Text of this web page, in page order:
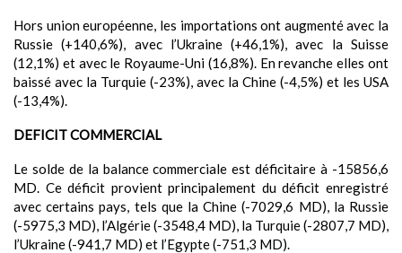
Hors union européenne, les importations ont augmenté avec la
Russie (+140,6%), avec l’Ukraine (+46,1%), avec la Suisse
(12,1%) et avec le Royaume-Uni (16,8%). En revanche elles ont
baissé avec la Turquie (-23%), avec la Chine (-4,5%) et les USA
(-13,4%).
DEFICIT COMMERCIAL
Le solde de la balance commerciale est déficitaire à -15856,6
MD. Ce déficit provient principalement du déficit enregistré
avec certains pays, tels que la Chine (-7029,6 MD), la Russie
(-5975,3 MD), l’Algérie (-3548,4 MD), la Turquie (-2807,7 MD),
l’Ukraine (-941,7 MD) et l’Egypte (-751,3 MD).